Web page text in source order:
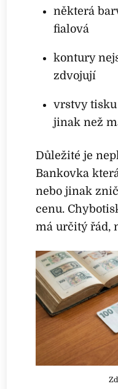
některá
fialová
kontury
zdvojují
vrstvy
jinak než
Důležité je
Bankovka
nebo jinak
cenu.
má určitý řád,